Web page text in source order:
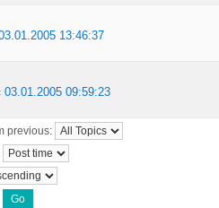
13:46:37
03.01.2005 09:59:23
previous: